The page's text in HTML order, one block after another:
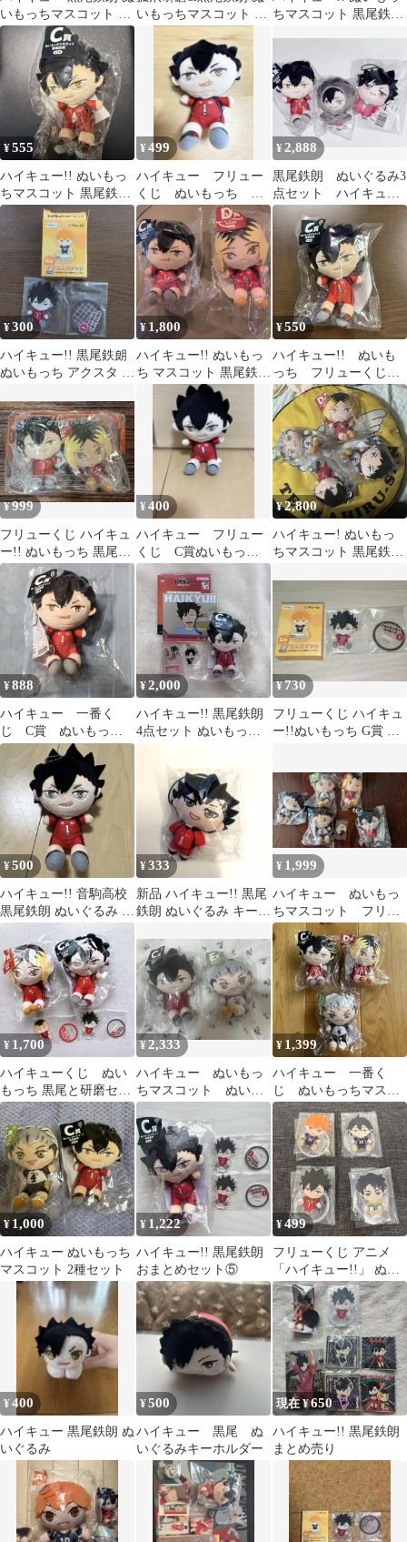
いもっちマスコット C
賞 グッズ9点セット
いもっちマスコット 2
点セット
ちマスコット 黒尾鉄朗
¥555
ハイキュー!! ぬいもっ
ちマスコット 黒尾鉄朗
C賞
¥499
ハイキュー フリュー
くじ ぬいもっち 黒
尾鉄朗
¥2,888
黒尾鉄朗 ぬいぐるみ3
点セット ハイキュ
ー！！
¥300
ハイキュー!! 黒尾鉄朗
ぬいもっち アクスタ フ
¥ 1,800
ハイキュー!! ぬいもっ
ち マスコット 黒尾鉄朗
孤爪研磨
¥550
ハイキュー!! ぬいも
っち フリューくじ
黒尾鉄朗
¥999
フリューくじ ハイキュ
ー!! ぬいもっち 黒尾鉄
朗 孤爪研磨セット 推
しポーチ付
¥400
ハイキュー フリュー
くじ C賞ぬいもっち
マスコット黒尾鉄朗
クロ
¥2,800
ハイキュー! ぬいもっ
ちマスコット 黒尾鉄朗
¥888
ハイキュー 一番く
じ C賞 ぬいもっち
マスコット 黒尾鉄朗
¥2,000
ハイキュー!! 黒尾鉄朗
4点セット ぬいもっち
色紙 アクキー 期間限定
¥730
フリューくじ ハイキュ
ー!!ぬいもっち G賞 ア
¥500
ハイキュー!! 音駒高校
黒尾鉄朗 ぬいぐるみ マ
スコット
¥333
新品 ハイキュー!! 黒尾
鉄朗 ぬいぐるみ キーホ
¥ 1,999
ハイキュー ぬいもっ
ちマスコット フリュ
ーくじ
¥ 1,700
ハイキューくじ ぬい
もっち 黒尾と研磨セッ
ト
¥2,333
ハイキュー ぬいもっ
ちマスコット ぬいぐ
るみ 木兎光太郎 黒尾
鉄朗
¥ 1,399
ハイキュー 一番く
じ ぬいもっちマスコ
ット
¥ 1,000
ハイキュー ぬいもっち
マスコット 2種セット
¥ 1,222
ハイキュー!! 黒尾鉄朗
おまとめセット⑤
¥499
フリューくじ アニメ
「ハイキュー!!」 ぬい
もっち G賞 4種
¥400
ハイキュー 黒尾鉄朗 ぬ
いぐるみ
¥500
ハイキュー 黒尾 ぬ
いぐるみキーホルダー
現在 ¥650
ハイキュー!! 黒尾鉄朗
まとめ売り